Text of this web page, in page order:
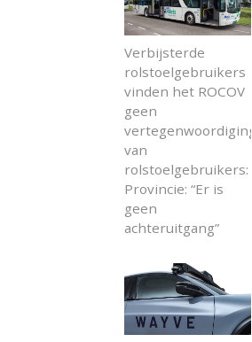
Verbijsterde
rolstoelgebruikers
vinden het ROCOV
geen
vertegenwoordiging
van
rolstoelgebruikers:
Provincie: “Er is
geen
achteruitgang”